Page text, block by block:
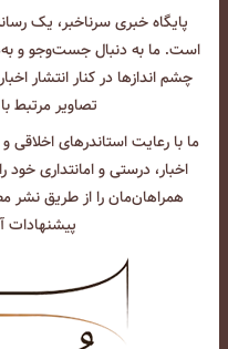
پایگاه خبری سرناخبر، یک
است. ما به دنبال جست‌و‌جو و
چشم انداز‌ها در کنار انتشار
تصاویر مرتبط
ما با رعایت استاندرهای اخلاقی
اخبار، درستی و امانتداری خود
همراهان‌مان را از طریق نشر